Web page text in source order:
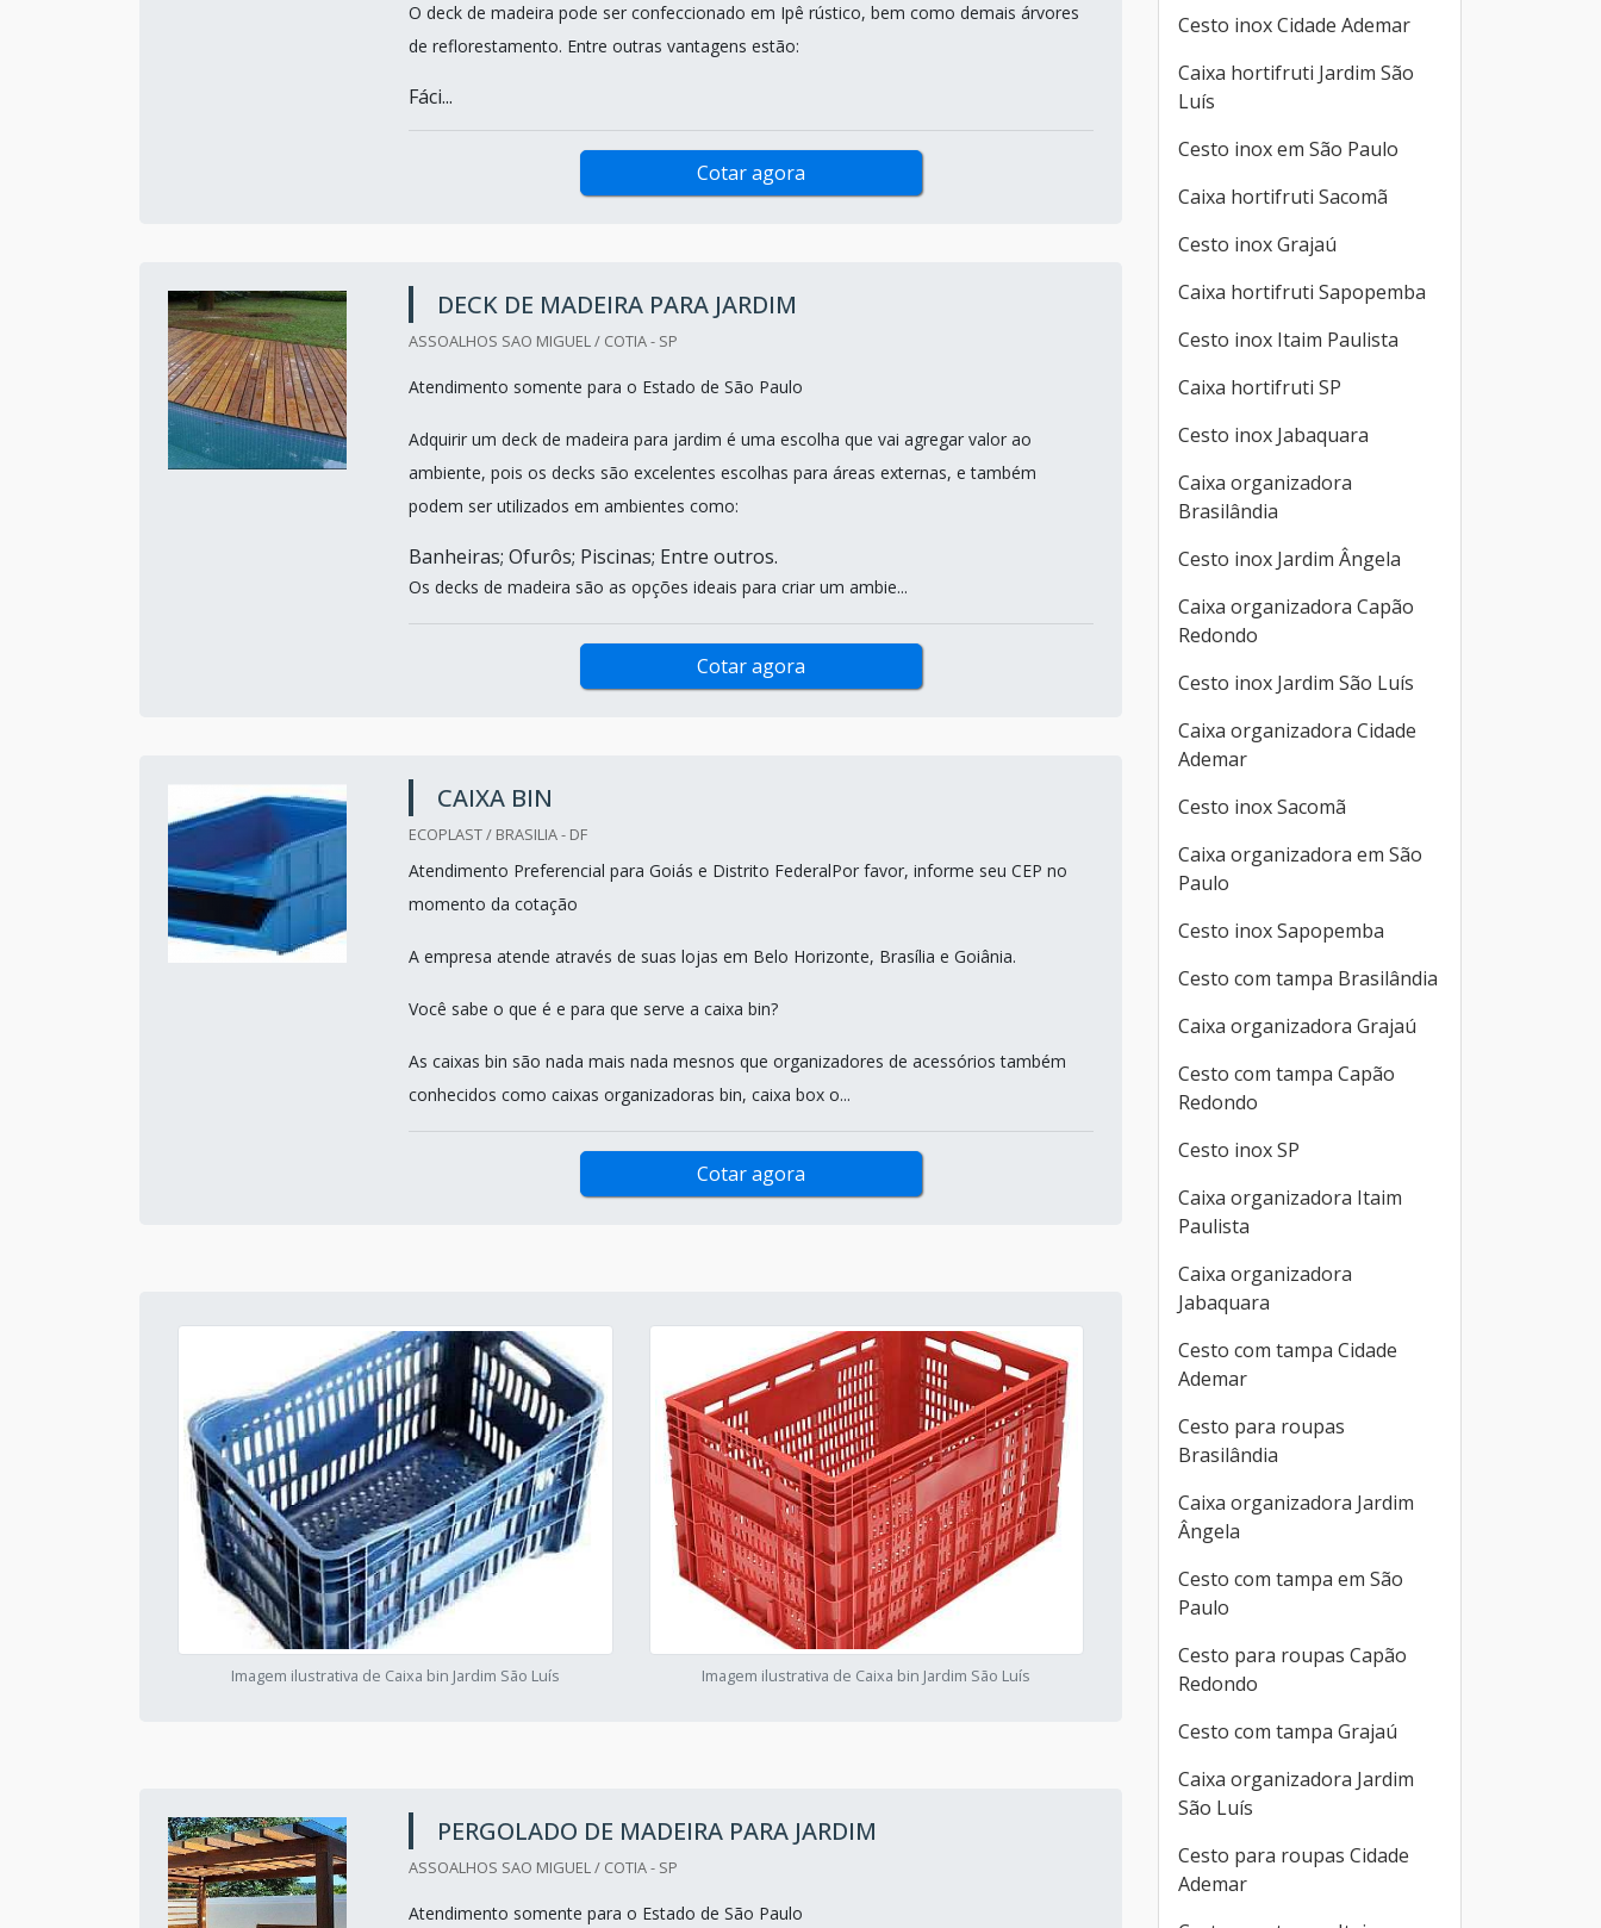
O deck de madeira pode ser confeccionado em Ipê rústico, bem como demais árvores
de reflorestamento. Entre outras vantagens estão:
Fáci...
Cotar agora
DECK DE MADEIRA PARA JARDIM
ASSOALHOS SAO MIGUEL / COTIA - SP
Atendimento somente para o Estado de São Paulo
Adquirir um deck de madeira para jardim é uma escolha que vai agregar valor ao
ambiente, pois os decks são excelentes escolhas para áreas externas, e também
podem ser utilizados em ambientes como:
Banheiras; Ofurôs; Piscinas; Entre outros.
Os decks de madeira são as opções ideais para criar um ambie...
Cotar agora
CAIXA BIN
ECOPLAST / BRASILIA - DF
Atendimento Preferencial para Goiás e Distrito FederalPor favor, informe seu CEP no
momento da cotação
A empresa atende através de suas lojas em Belo Horizonte, Brasília e Goiânia.
Você sabe o que é e para que serve a caixa bin?
As caixas bin são nada mais nada mesnos que organizadores de acessórios também
conhecidos como caixas organizadoras bin, caixa box o...
Cotar agora
Imagem ilustrativa de Caixa bin Jardim São Luís Imagem ilustrativa de Caixa bin Jardim São Luís
PERGOLADO DE MADEIRA PARA JARDIM
ASSOALHOS SAO MIGUEL / COTIA - SP
Atendimento somente para o Estado de São Paulo
Cesto inox Cidade Ademar
Caixa hortifruti Jardim São
Luís
Cesto inox em São Paulo
Caixa hortifruti Sacomã
Cesto inox Grajaú
Caixa hortifruti Sapopemba
Cesto inox Itaim Paulista
Caixa hortifruti SP
Cesto inox Jabaquara
Caixa organizadora
Brasilândia
Cesto inox Jardim Ângela
Caixa organizadora Capão
Redondo
Cesto inox Jardim São Luís
Caixa organizadora Cidade
Ademar
Cesto inox Sacomã
Caixa organizadora em São
Paulo
Cesto inox Sapopemba
Cesto com tampa Brasilândia
Caixa organizadora Grajaú
Cesto com tampa Capão
Redondo
Cesto inox SP
Caixa organizadora Itaim
Paulista
Caixa organizadora
Jabaquara
Cesto com tampa Cidade
Ademar
Cesto para roupas
Brasilândia
Caixa organizadora Jardim
Ângela
Cesto com tampa em São
Paulo
Cesto para roupas Capão
Redondo
Cesto com tampa Grajaú
Caixa organizadora Jardim
São Luís
Cesto para roupas Cidade
Ademar